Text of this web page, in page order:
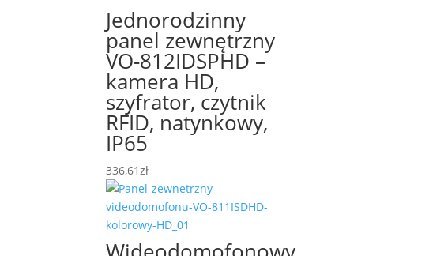
Jednorodzinny
panel zewnętrzny
VO-812IDSPHD –
kamera HD,
szyfrator, czytnik
RFID, natynkowy,
IP65
336,61zł